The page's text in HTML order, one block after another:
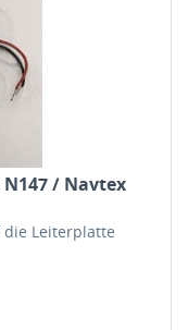
/ Navtex
Leiterplatte